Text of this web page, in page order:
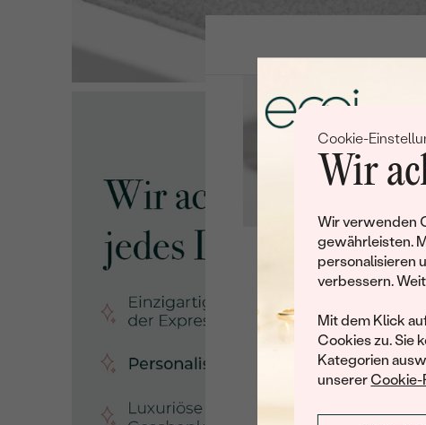
Cookie-
Wir
Wir verwenden
gewährleisten.
personalisieren
verbessern.
Mit dem Klick
Cookies zu. Sie
Kategorien
unserer Cookie-
Leider hat